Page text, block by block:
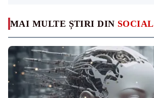
MAI MULTE ȘTIRI DIN SOCIAL